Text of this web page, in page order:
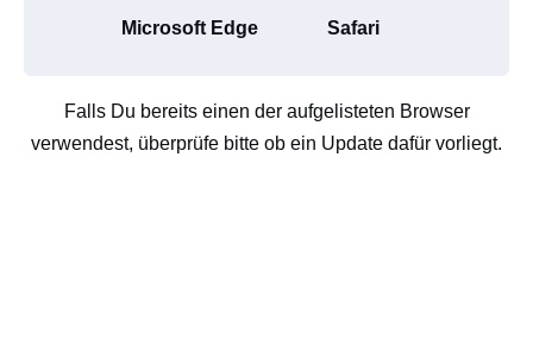
Microsoft Edge Safari
Falls Du bereits einen der aufgelisteten Browser
verwendest, überprüfe bitte ob ein Update dafür vorliegt.